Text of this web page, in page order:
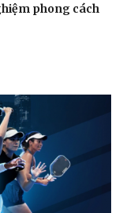
yêuphong cách